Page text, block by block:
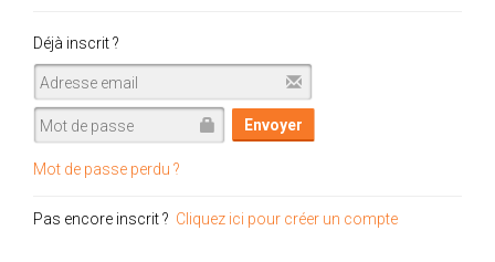
Déjà inscrit ?
Mot de passe perdu ?
Pas encore inscrit ? Cliquez ici pour créer un compte